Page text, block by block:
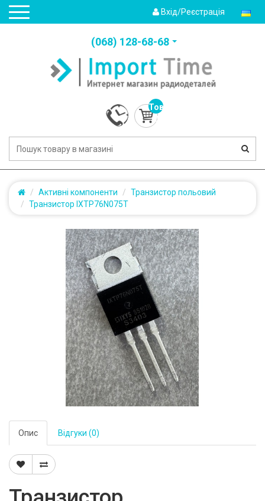
Вхід/Реєстрація
(‎068) 128-68-68
Товарів:
0
(0.0грн.)
Активні компоненти
Транзистор польовий
Транзистор IXTP76N075T
Опис Відгуки (0)